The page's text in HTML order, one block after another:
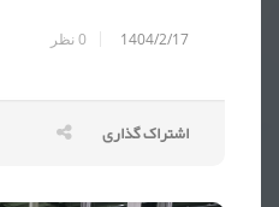
1404/2/17
0نظر
اشتراک گذاری